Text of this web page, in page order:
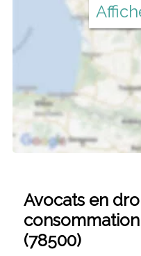
Avocats en
(78500)